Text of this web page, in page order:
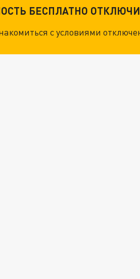
БЕСПЛАТНО
с условиями